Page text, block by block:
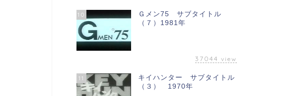
10
Ｇメン75 サブタイトル
（７）1981年
37044 view
11
キイハンター サブタイトル
（３） 1970年